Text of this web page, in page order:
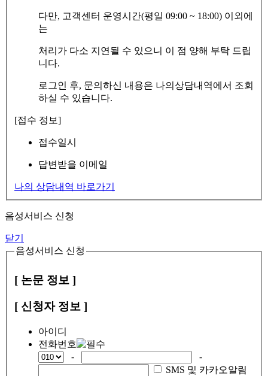
다만, 고객센터 운영시간(평일 09:00 ~ 18:00) 이외에
는
처리가 다소 지연될 수 있으니 이 점 양해 부탁 드립
니다.
로그인 후, 문의하신 내용은 나의상담내역에서 조회
하실 수 있습니다.
[접수 정보]
접수일시
답변받을 이메일
나의 상담내역 바로가기
음성서비스 신청
닫기
음성서비스 신청
[ 논문 정보 ]
[ 신청자 정보 ]
아이디
전화번호
-
-
SMS 및 카카오알림